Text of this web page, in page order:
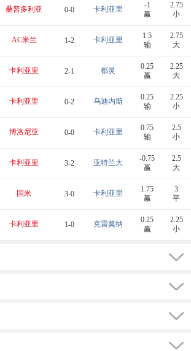
桑普多利亚 0-0 卡利亚里
-1
赢
2.75
小
AC米兰 1-2 卡利亚里
1.5
输
2.75
大
卡利亚里 2-1 都灵
0.25
赢
2.25
大
卡利亚里 0-2 乌迪内斯
0.25
输
2.25
小
博洛尼亚 0-0 卡利亚里
0.75
输
2.5
小
卡利亚里 3-2 亚特兰大
-0.75
赢
2.5
大
国米 3-0 卡利亚里
1.75
赢
3
平
卡利亚里 1-0 克雷莫纳
0.25
赢
2.25
小